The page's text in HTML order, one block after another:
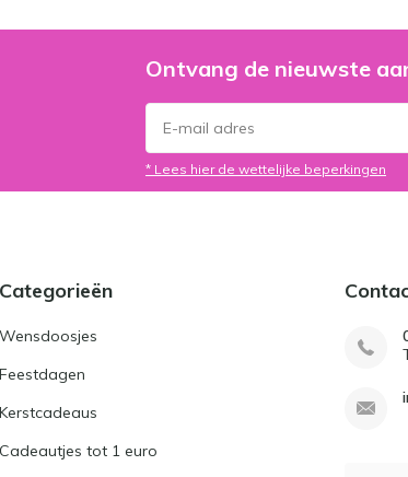
Ontvang de nieuwste
* Lees hier de wettelijke beperkingen
Categorieën
Wensdoosjes
Feestdagen
Kerstcadeaus
Cadeautjes tot 1 euro